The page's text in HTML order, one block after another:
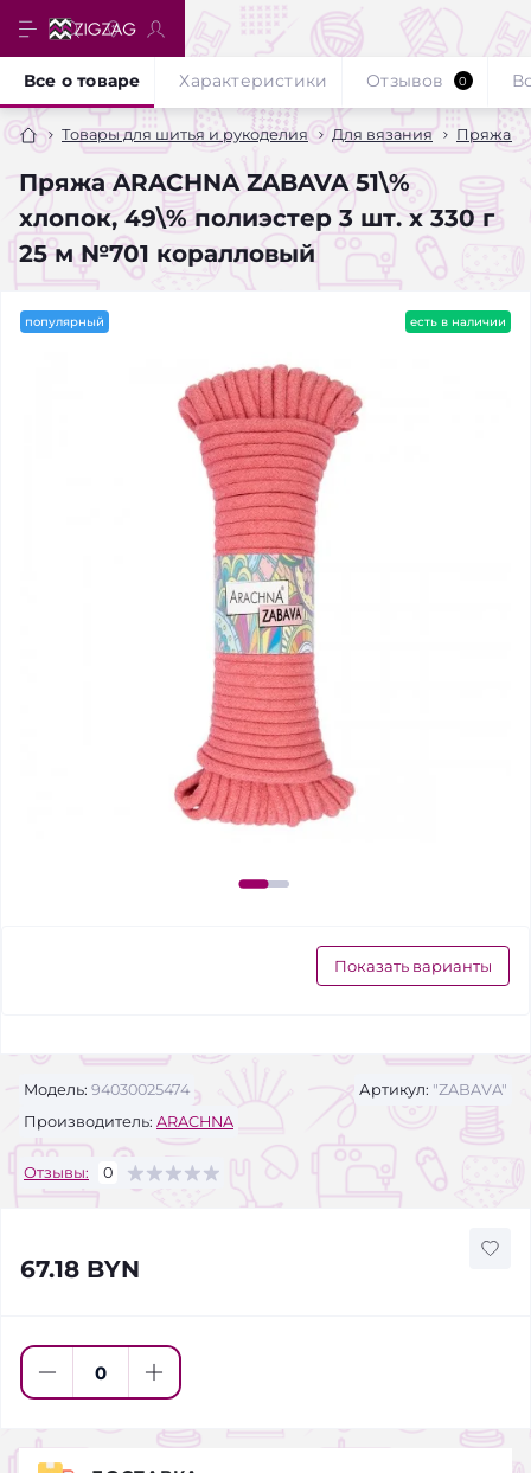
Товары для шитья и рукоделия Для вязания Пряжа
Пряжа ARACHNA ZABAVA 51\%
хлопок, 49\% полиэстер 3 шт. х 330 г
25 м №701 коралловый
Все о товаре Характеристики Отзывов 0
популярный есть в наличии
Показать варианты
Модель: 94030025474 Артикул: "ZABAVA"
Производитель: ARACHNA
Отзывы: 0
67.18 BYN